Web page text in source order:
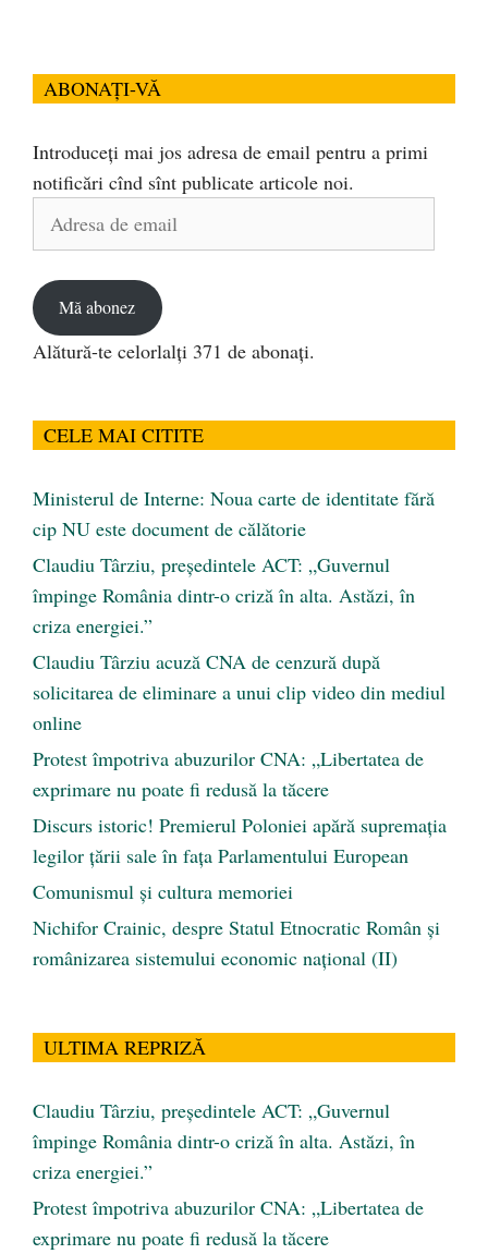
ABONAȚI-VĂ
Introduceți mai jos adresa de email pentru a primi
notificări cînd sînt publicate articole noi.
Mă abonez
Alătură-te celorlalți 371 de abonați.
CELE MAI CITITE
Ministerul de Interne: Noua carte de identitate fără
cip NU este document de călătorie
Claudiu Târziu, președintele ACT: „Guvernul
împinge România dintr-o criză în alta. Astăzi, în
criza energiei.”
Claudiu Târziu acuză CNA de cenzură după
solicitarea de eliminare a unui clip video din mediul
online
Protest împotriva abuzurilor CNA: „Libertatea de
exprimare nu poate fi redusă la tăcere
Discurs istoric! Premierul Poloniei apără supremația
legilor țării sale în fața Parlamentului European
Comunismul şi cultura memoriei
Nichifor Crainic, despre Statul Etnocratic Român şi
românizarea sistemului economic naţional (II)
ULTIMA REPRIZĂ
Claudiu Târziu, președintele ACT: „Guvernul
împinge România dintr-o criză în alta. Astăzi, în
criza energiei.”
Protest împotriva abuzurilor CNA: „Libertatea de
exprimare nu poate fi redusă la tăcere